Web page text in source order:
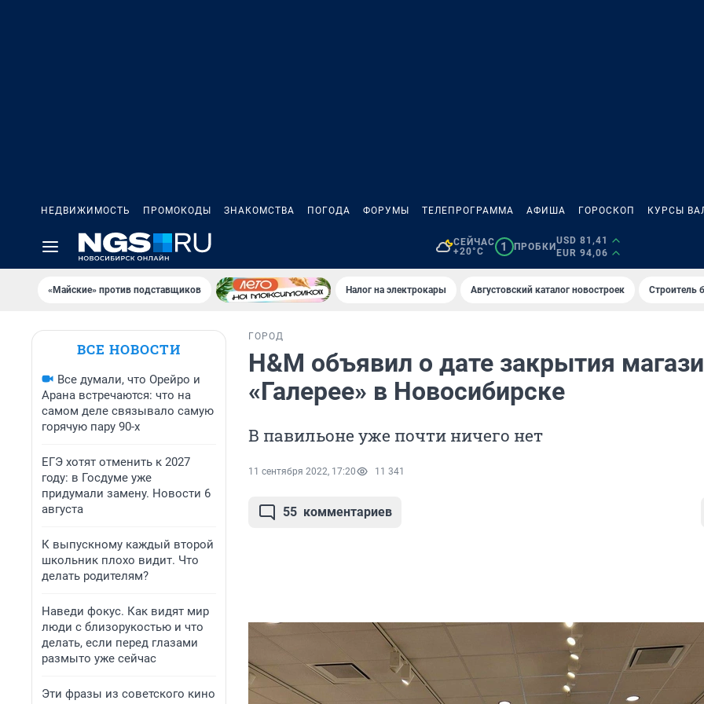
НЕДВИЖИМОСТЬ ПРОМОКОДЫ ЗНАКОМСТВА ПОГОДА ФОРУМЫ ТЕЛЕПРОГРАММА АФИША ГОРОСКОП КУРСЫ
СЕЙЧАС
+20°C
1 ПРОБКИ
USD 81,41
EUR 94,06
«Майские» против подставщиков Налог на электрокары Августовский каталог новостроек Строитель
ВСЕ НОВОСТИ
Все думали, что Орейро и
Арана встречаются: что на
самом деле связывало самую
горячую пару 90-х
ЕГЭ хотят отменить к 2027
году: в Госдуме уже
придумали замену. Новости 6
августа
К выпускному каждый второй
школьник плохо видит. Что
делать родителям?
Наведи фокус. Как видят мир
люди с близорукостью и что
делать, если перед глазами
размыто уже сейчас
Эти фразы из советского кино
ГОРОД
H&M объявил о дате закрытия
«Галерее» в Новосибирске
В павильоне уже почти ничего нет
11 сентября 2022, 17:20 11 341
55 комментариев